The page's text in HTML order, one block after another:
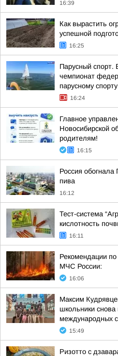
16:39
Как вырастить
успешной
16:25
Парусный спорт.
чемпионат
парусному спорту
16:24
Главное
Новосибирской
родителям!
16:15
Россия обогнала
пива
16:12
Тест-система
кислотность
16:11
Рекомендации
МЧС России:
16:06
Максим
школьники
международных
15:49
Ризотто с